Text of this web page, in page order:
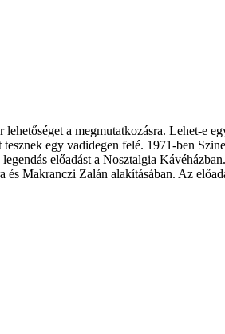
a megmutatkozásra. Lehet-e
egy vadidegen felé. 1971-ben
előadást a Nosztalgia
Makranczi Zalán alakításában. Az